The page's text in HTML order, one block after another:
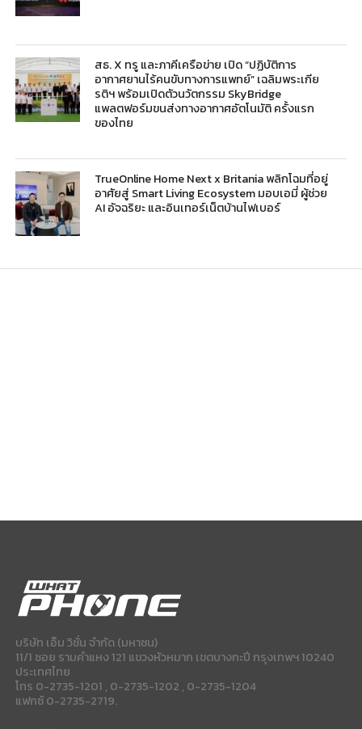
สธ. X ทรู และภาคีเครือข่าย เปิด “ปฏิบัติการ
อากาศยานไร้คนขับทางการแพทย์” เฉลิมพระเกีย
รติฯ พร้อมเปิดตัวนวัตกรรม SkyBridge
แพลตฟอร์มขนส่งทางอากาศอัตโนมัติ ครั้งแรก
ของไทย
TrueOnline Home Next x Britania พลิกโฉมที่อยู่
อาศัยสู่ Smart Living Ecosystem มอบเอมี่ ผู้ช่วย
AI อัจฉริยะ และอินเทอร์เน็ตบ้านไฟเบอร์
บริษัท เอ็ม วิชั่น จำกัด (มหาชน)
11/1 ซอย รามคำแหง 121 แขวงหัวหมาก เขตบางกะปี กรุงเทพฯ 10240
ประเทศไทย
โทร 0-2735-1201 , 0-2735-1202 , 0-2735-1204
แฟกซ์ 0-2735-2719.